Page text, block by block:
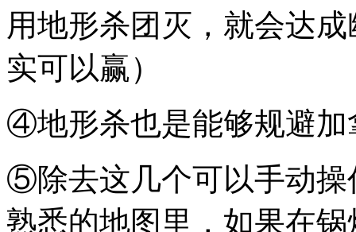
用地形杀团灭，就会达
实可以赢）
④地形杀也是能够规避加
⑤除去这几个可以手动操
熟悉的地图里，如果在